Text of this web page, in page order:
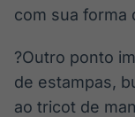
com sua forma
?Outro ponto
de estampas,
ao tricot de